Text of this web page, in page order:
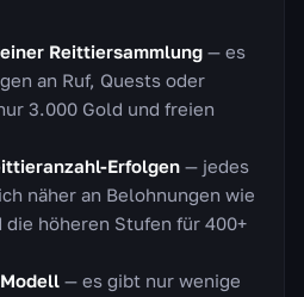
Reittiersammlung — es
an Ruf, Quests oder
3.000 Gold und freien
Erfolgen — jedes
näher an Belohnungen wie
die höheren Stufen für 400+
— es gibt nur wenige